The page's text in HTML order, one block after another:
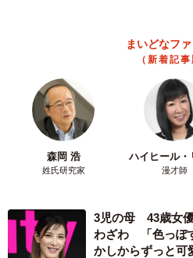
まいどなフ
（新着記事
森岡 浩
姓氏研究家
ハイヒール・
漫才師
3児の母 43歳女
わざわ 「色っぽ
かしからずっと可